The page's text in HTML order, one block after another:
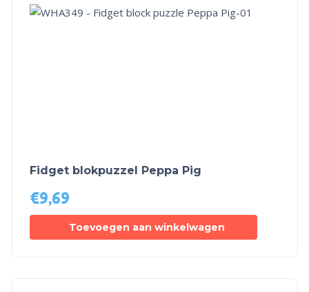
Fidget blokpuzzel Peppa Pig
€9,69
Toevoegen aan winkelwagen